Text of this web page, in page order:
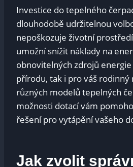
Investice do tepelného
dlouhodobě udržitelnou
nepoškozuje životní
umožní snížit náklady na
obnovitelných zdrojů
přírodu, tak i pro váš rodinný
různých modelů tepelných
možnosti dotací vám
řešení pro vytápění vašeho
Jak zvolit